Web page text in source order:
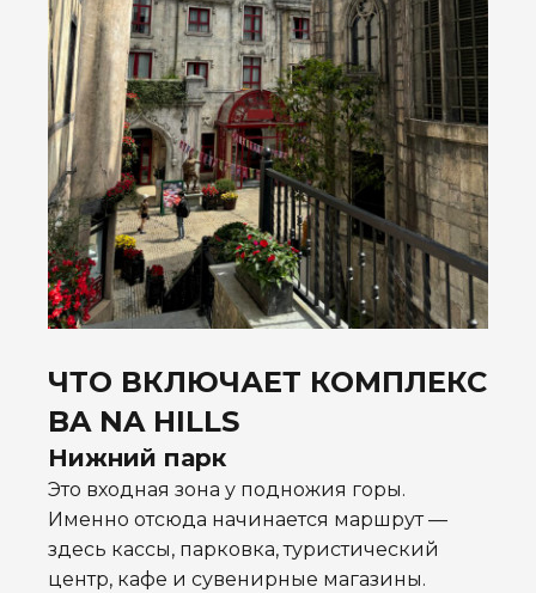
ЧТО ВКЛЮЧАЕТ КОМПЛЕКС
BA NA HILLS
Нижний парк
Это входная зона у подножия горы.
Именно отсюда начинается маршрут —
здесь кассы, парковка, туристический
центр, кафе и сувенирные магазины.